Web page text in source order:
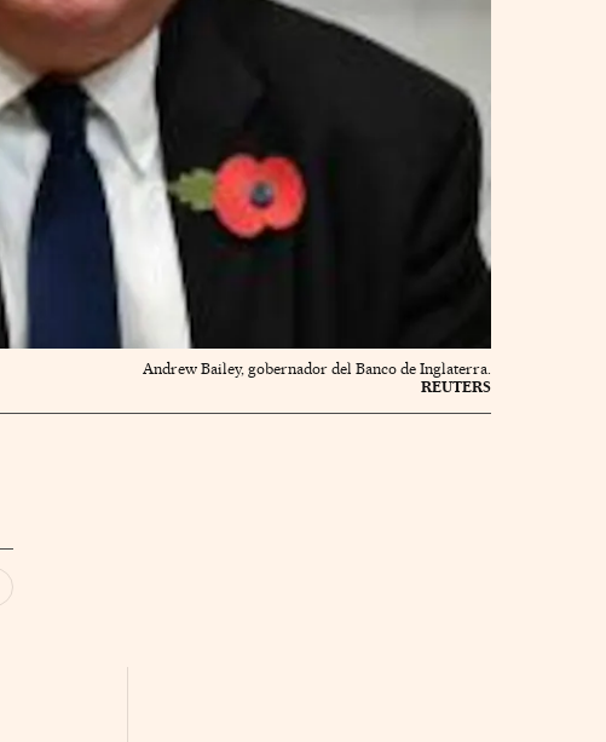
Andrew Bailey, gobernador del Banco de Inglaterra.
REUTERS